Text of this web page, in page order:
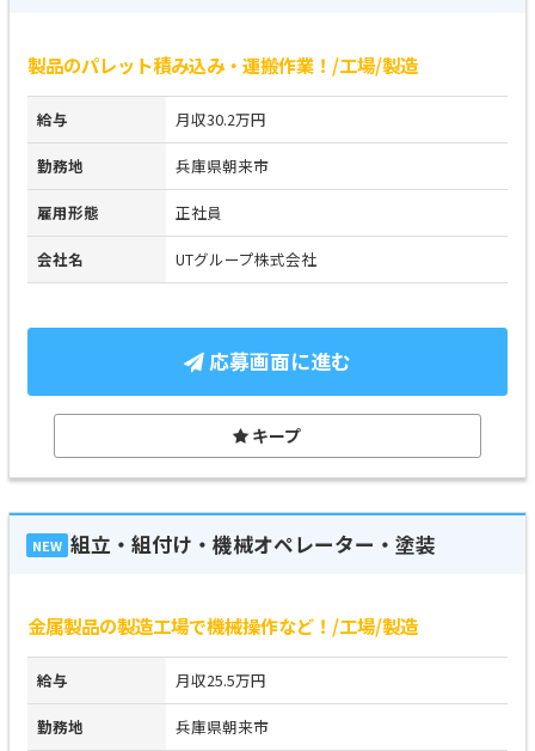
製品のパレット積み込み・運搬作業！/工場/製造
給与 月収30.2万円
勤務地 兵庫県朝来市
雇用形態 正社員
会社名 UTグループ株式会社
応募画面に進む
キープ
NEW 組立・組付け・機械オペレーター・塗装
金属製品の製造工場で機械操作など！/工場/製造
給与 月収25.5万円
勤務地 兵庫県朝来市